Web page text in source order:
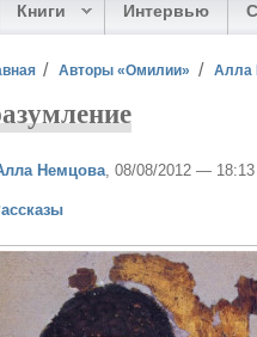
Книги Интервью
здесьАвторы «Омилии» Алла
Немцова , 08/08/2012 — 18:13